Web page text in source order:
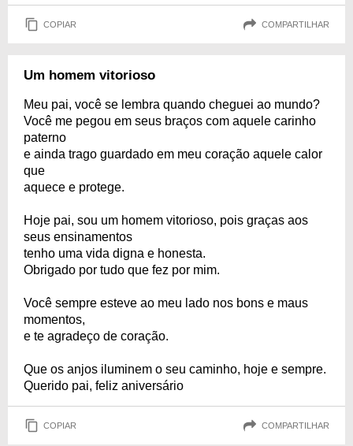
COPIAR COMPARTILHAR
Um homem vitorioso
Meu pai, você se lembra quando cheguei ao mundo?
Você me pegou em seus braços com aquele carinho
paterno
e ainda trago guardado em meu coração aquele calor
que
aquece e protege.
Hoje pai, sou um homem vitorioso, pois graças aos
seus ensinamentos
tenho uma vida digna e honesta.
Obrigado por tudo que fez por mim.
Você sempre esteve ao meu lado nos bons e maus
momentos,
e te agradeço de coração.
Que os anjos iluminem o seu caminho, hoje e sempre.
Querido pai, feliz aniversário
COPIAR COMPARTILHAR